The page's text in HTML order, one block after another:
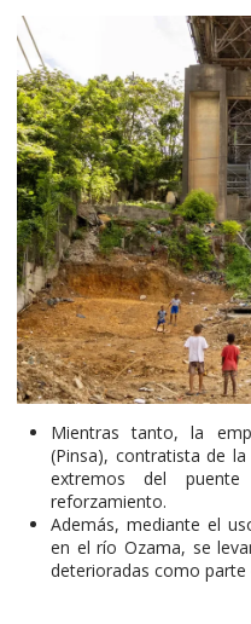
Mientras tanto, la
(Pinsa), contratista de
extremos del
reforzamiento.
Además, mediante el
en el río Ozama, se
deterioradas como parte